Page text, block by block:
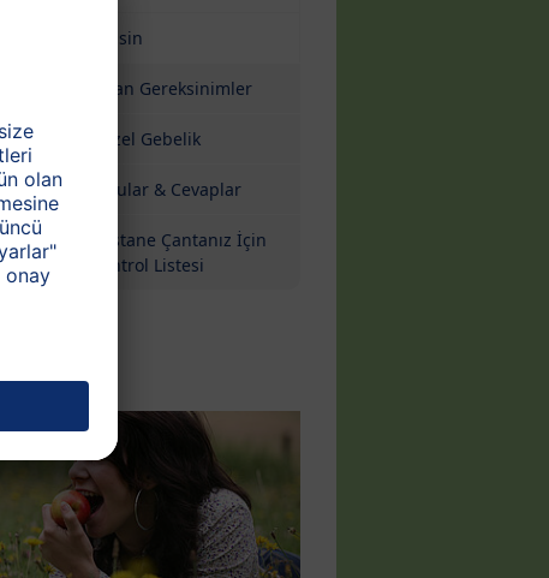
Niasin
Artan Gereksinimler
Güzel Gebelik
Sorular & Cevaplar
Hastane Çantanız İçin
Kontrol Listesi